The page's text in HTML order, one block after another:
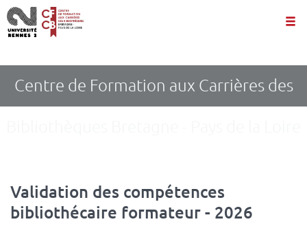
Panneau de gestion des cookies
Aller
au
contenu
Centre de Formation aux Carrières des
Validation des compétences
bibliothécaire formateur - 2026